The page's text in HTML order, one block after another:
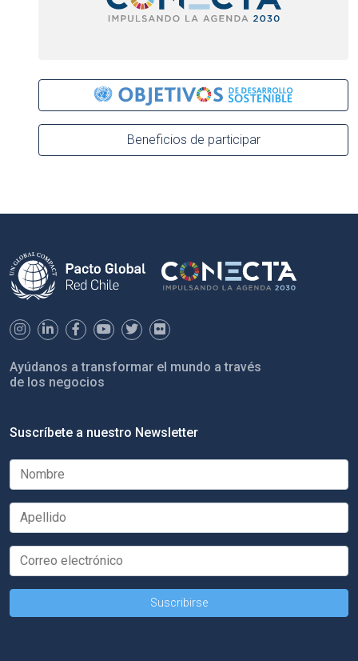
Beneficios de participar
Ayúdanos a transformar el mundo a través
de los negocios
Suscríbete a nuestro Newsletter